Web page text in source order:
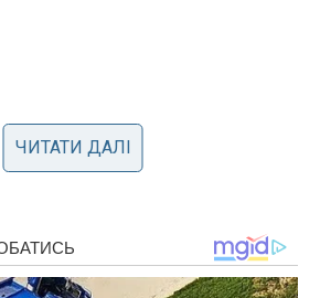
ЧИТАТИ ДАЛІ